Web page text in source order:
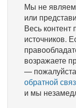
Мы не
или
Весь контент
источников.
возражаете
—
обратной
и мы